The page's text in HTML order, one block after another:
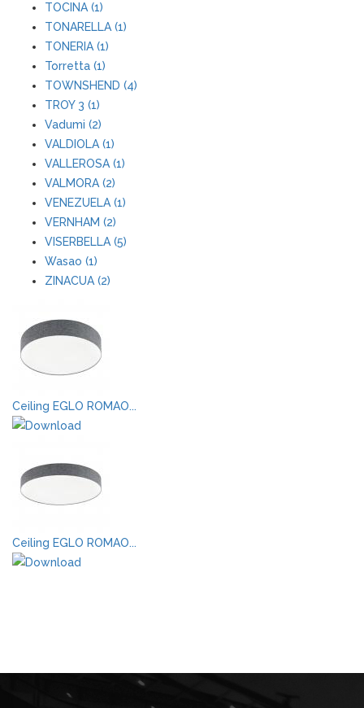
TOCINA (1)
TONARELLA (1)
TONERIA (1)
Torretta (1)
TOWNSHEND (4)
TROY 3 (1)
Vadumi (2)
VALDIOLA (1)
VALLEROSA (1)
VALMORA (2)
VENEZUELA (1)
VERNHAM (2)
VISERBELLA (5)
Wasao (1)
ZINACUA (2)
Ceiling EGLO ROMAO...
Ceiling EGLO ROMAO...